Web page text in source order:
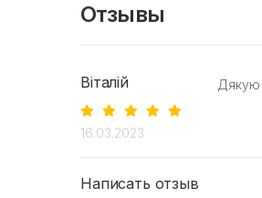
Отзывы
Віталій
16.03.2023
Дякую
Написать отзыв